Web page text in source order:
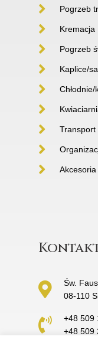
Pogrzeb
Kremacja
Pogrzeb
Kaplice/
Transport
Św.
08-110
+48 509
+48 509